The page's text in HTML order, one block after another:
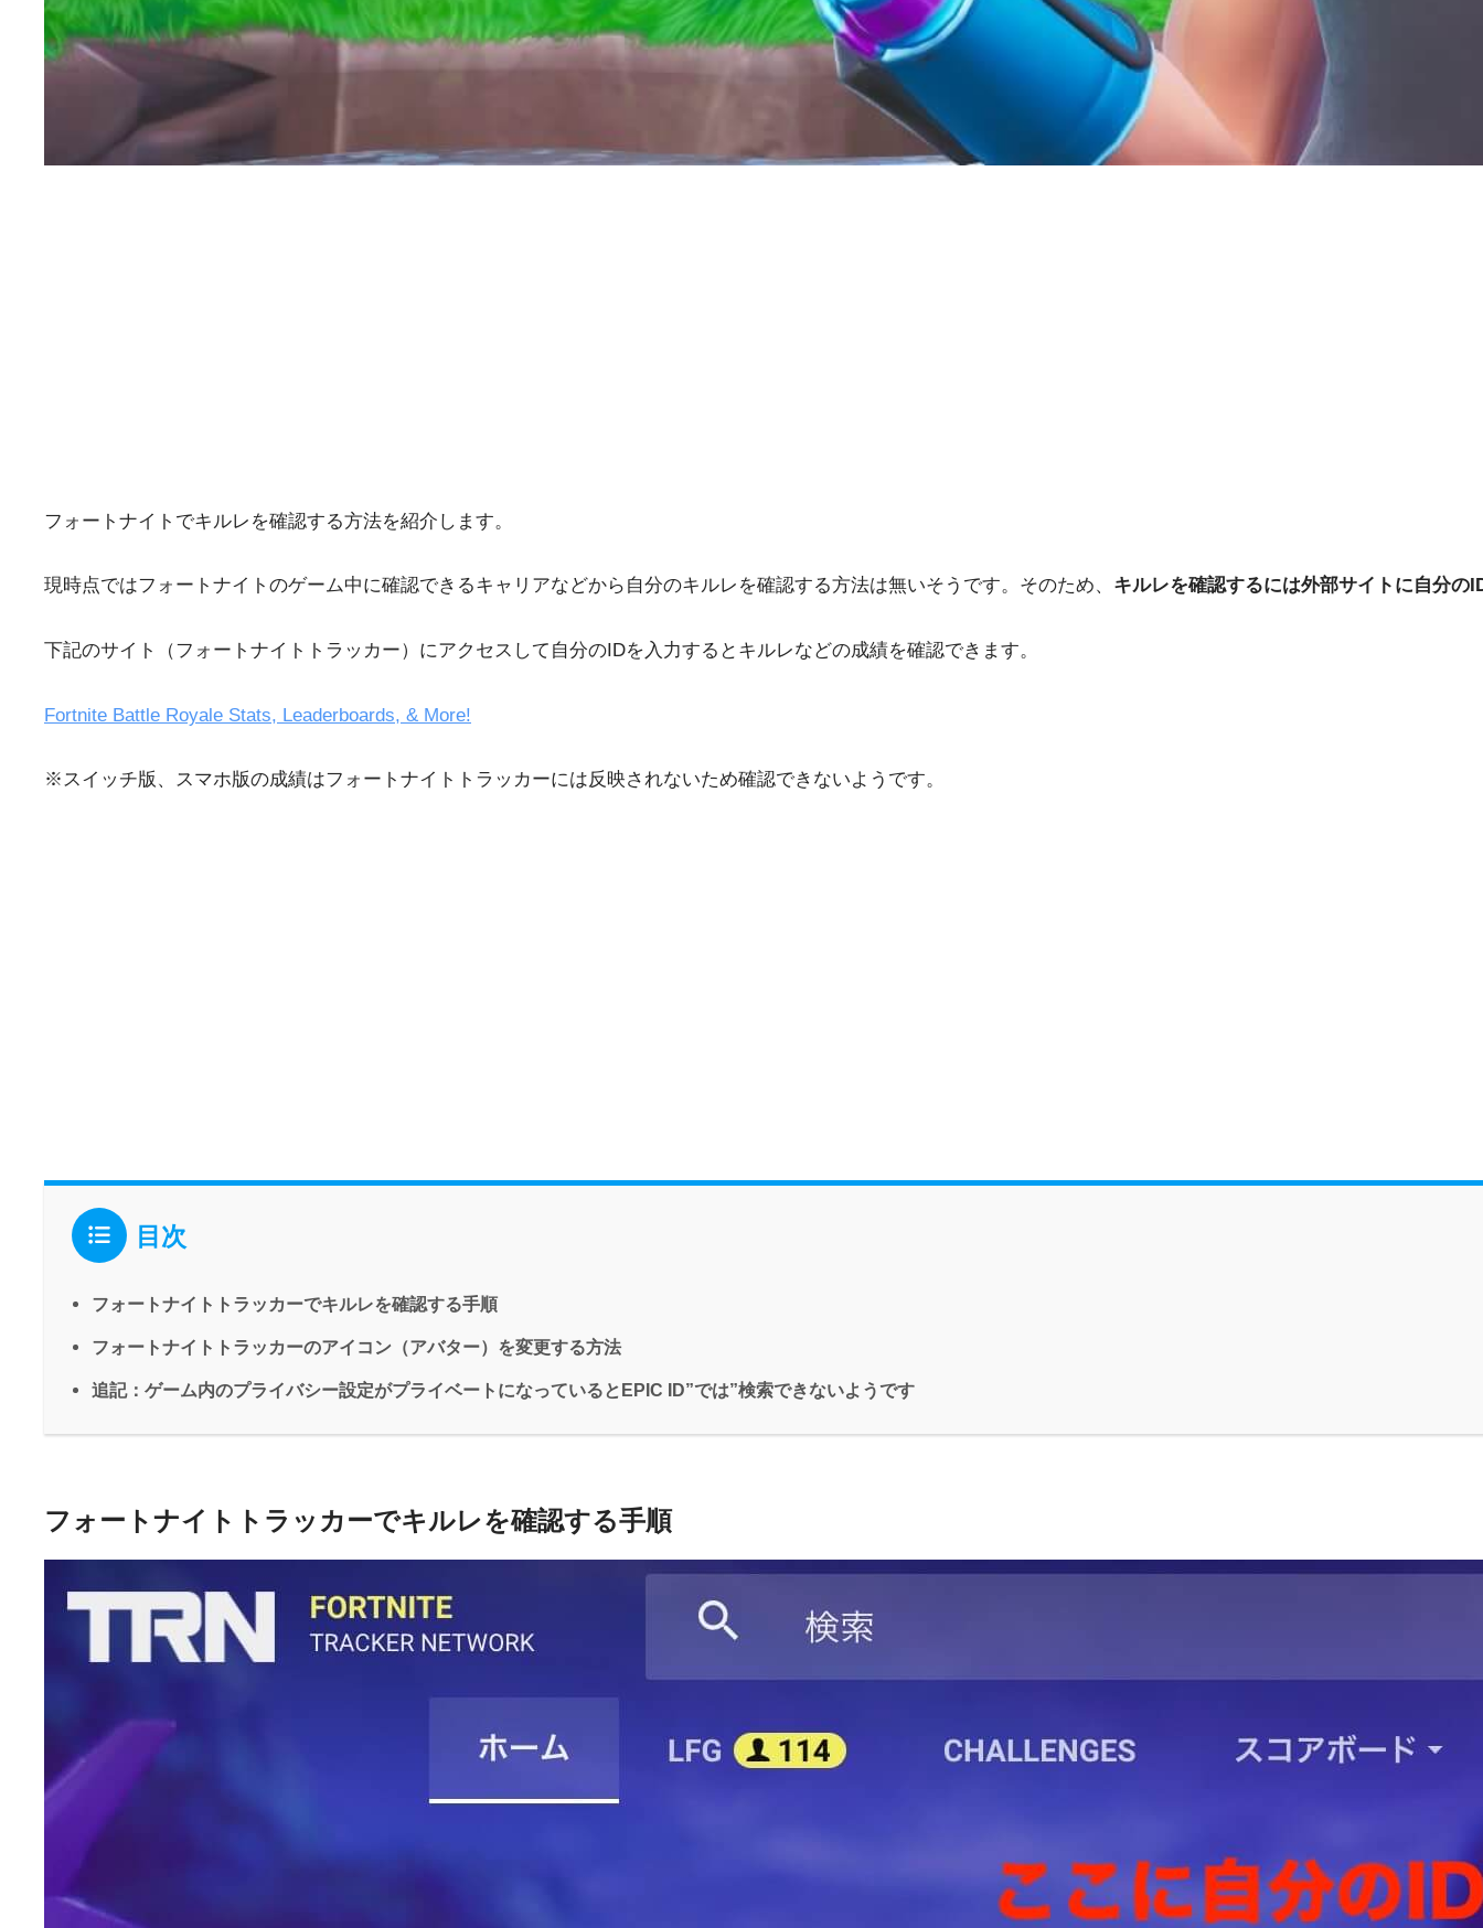
フォートナイトでキルレを確認する方法を紹介します。
現時点ではフォートナイトのゲーム中に確認できるキャリアなどから自分のキルレを確認する方法は無いそうです。そのため、 キルレを確認するには外部サイトに自分の
下記のサイト（フォートナイトトラッカー）にアクセスして自分のIDを入力するとキルレなどの成績を確認できます。
Fortnite Battle Royale Stats, Leaderboards, & More!
※スイッチ版、スマホ版の成績はフォートナイトトラッカーには反映されないため確認できないようです。
目次
フォートナイトトラッカーでキルレを確認する手順
フォートナイトトラッカーのアイコン（アバター）を変更する方法
追記：ゲーム内のプライバシー設定がプライベートになっているとEPIC ID”では”検索できないようです
フォートナイトトラッカーでキルレを確認する手順